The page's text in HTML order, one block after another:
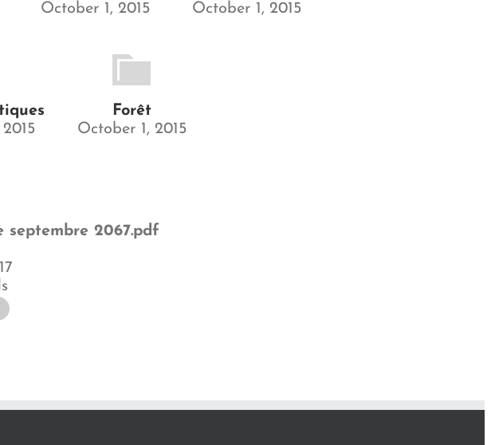
October 1, 2015
October 1, 2015
Forêt
October 1, 2015
septembre 2067.pdf